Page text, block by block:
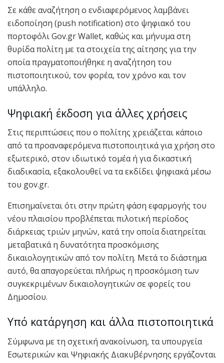
Σε κάθε αναζήτηση ο ενδιαφερόμενος λαμβάνει
ειδοποίηση (push notification) στο ψηφιακό του
πορτοφόλι Gov.gr Wallet, καθώς και μήνυμα στη
θυρίδα πολίτη με τα στοιχεία της αίτησης για την
οποία πραγματοποιήθηκε η αναζήτηση του
πιστοποιητικού, τον φορέα, τον χρόνο και τον
υπάλληλο.
Ψηφιακή έκδοση για άλλες χρήσεις
Στις περιπτώσεις που ο πολίτης χρειάζεται κάποιο
από τα προαναφερόμενα πιστοποιητικά για χρήση στο
εξωτερικό, στον ιδιωτικό τομέα ή για δικαστική
διαδικασία, εξακολουθεί να τα εκδίδει ψηφιακά μέσω
του gov.gr.
Επισημαίνεται ότι στην πρώτη φάση εφαρμογής του
νέου πλαισίου προβλέπεται πιλοτική περίοδος
διάρκειας τριών μηνών, κατά την οποία διατηρείται
μεταβατικά η δυνατότητα προσκόμισης
δικαιολογητικών από τον πολίτη. Μετά το διάστημα
αυτό, θα απαγορεύεται πλήρως η προσκόμιση των
συγκεκριμένων δικαιολογητικών σε φορείς του
Δημοσίου.
Υπό κατάργηση και άλλα πιστοποιητικά
Σύμφωνα με τη σχετική ανακοίνωση, τα υπουργεία
Εσωτερικών και Ψηφιακής Διακυβέρνησης εργάζονται